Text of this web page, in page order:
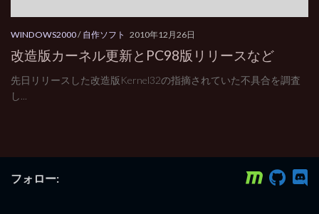
WINDOWS2000/ 自作ソフト 2010年12月26日
改造版カーネル更新とPC98版リリースなど
先日リリースした改造版Kernel32の指摘されていた不具合を調査
し...
フォロー: